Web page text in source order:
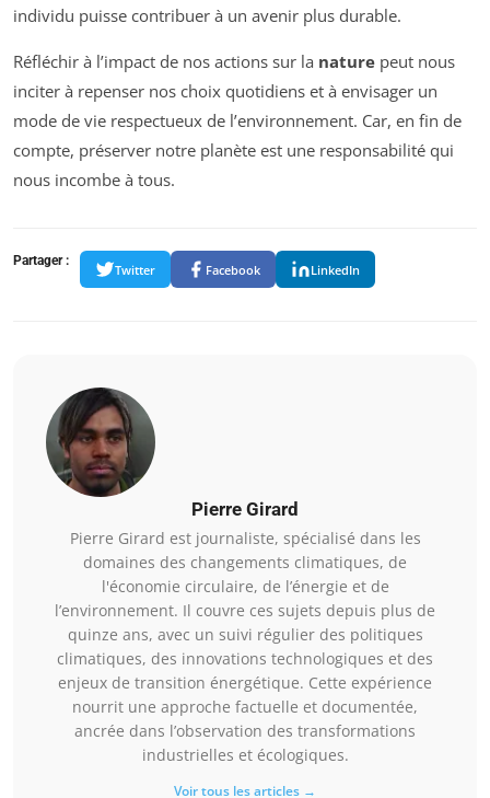
individu puisse contribuer à un avenir plus durable.
Réfléchir à l’impact de nos actions sur la nature peut nous
inciter à repenser nos choix quotidiens et à envisager un
mode de vie respectueux de l’environnement. Car, en fin de
compte, préserver notre planète est une responsabilité qui
nous incombe à tous.
Partager :
Twitter Facebook LinkedIn
Pierre Girard
Pierre Girard est journaliste, spécialisé dans les
domaines des changements climatiques, de
l'économie circulaire, de l’énergie et de
l’environnement. Il couvre ces sujets depuis plus de
quinze ans, avec un suivi régulier des politiques
climatiques, des innovations technologiques et des
enjeux de transition énergétique. Cette expérience
nourrit une approche factuelle et documentée,
ancrée dans l’observation des transformations
industrielles et écologiques.
Voir tous les articles →